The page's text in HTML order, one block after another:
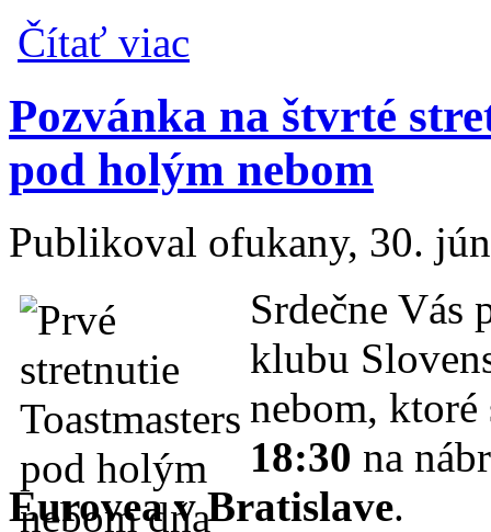
Čítať viac
Pozvánka na štvrté
pod holým nebom
Publikoval ofukany, 30.
Srdečne Vás
klubu
nebom,
18:30 na
Eurovea v Bratislave.